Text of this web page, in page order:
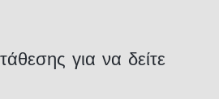
για να δείτε